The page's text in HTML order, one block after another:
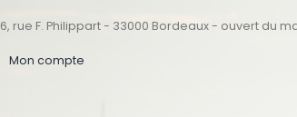
6, rue F. Philippart - 33000 Bordeaux - ouvert du
Mon compte